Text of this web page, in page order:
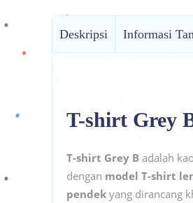
Deskripsi Informasi
T-shirt Grey
T-shirt Grey B adalah
dengan model T-shirt
pendek yang dirancang